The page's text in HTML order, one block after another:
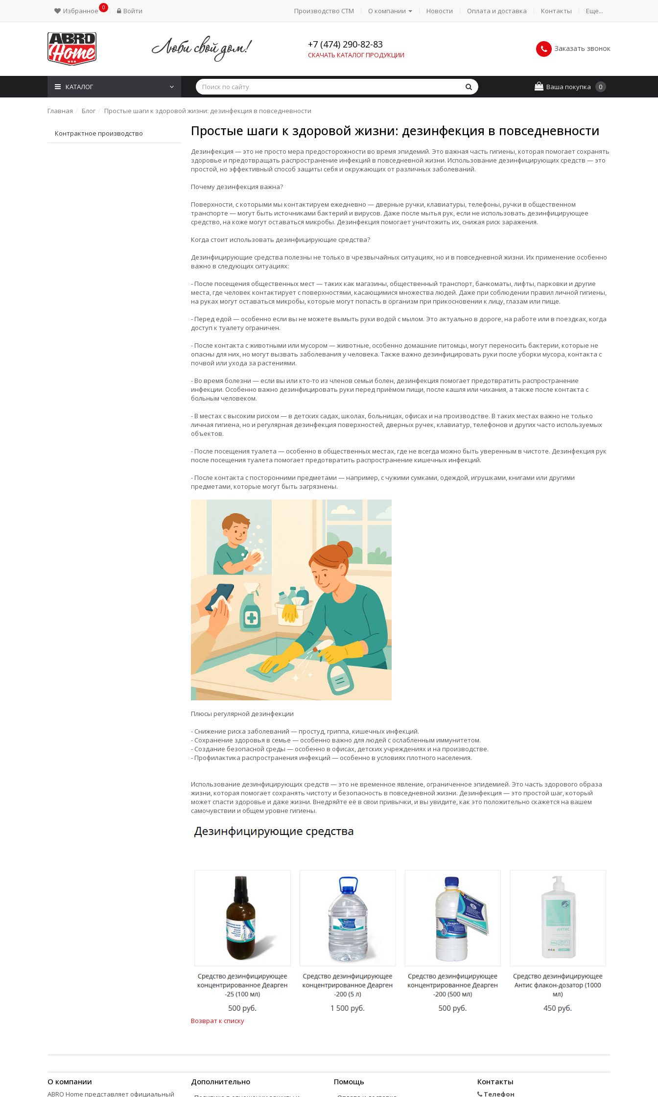
Избранное 0 Войти Производство СТМ О компании Новости Оплата и доставка Контакты Еще...
+7 (474) 290-82-83
СКАЧАТЬ КАТАЛОГ ПРОДУКЦИИ
Заказать звонок
КАТАЛОГ Ваша покупка 0
Главная Блог Простые шаги к здоровой жизни: дезинфекция в повседневности
Простые шаги к здоровой жизни: дезинфекция в повседневности
Контрактное производство
Дезинфекция — это не просто мера предосторожности во время эпидемий. Это важная часть гигиены, которая помогает сохранять
здоровье и предотвращать распространение инфекций в повседневной жизни. Использование дезинфицирующих средств — это
простой, но эффективный способ защиты себя и окружающих от различных заболеваний.
Почему дезинфекция важна?
Поверхности, с которыми мы контактируем ежедневно — дверные ручки, клавиатуры, телефоны, ручки в общественном
транспорте — могут быть источниками бактерий и вирусов. Даже после мытья рук, если не использовать дезинфицирующее
средство, на коже могут оставаться микробы. Дезинфекция помогает уничтожить их, снижая риск заражения.
Когда стоит использовать дезинфицирующие средства?
Дезинфицирующие средства полезны не только в чрезвычайных ситуациях, но и в повседневной жизни. Их применение особенно
важно в следующих ситуациях:
- После посещения общественных мест — таких как магазины, общественный транспорт, банкоматы, лифты, парковки и другие
места, где человек контактирует с поверхностями, касающимися множества людей. Даже при соблюдении правил личной гигиены,
на руках могут оставаться микробы, которые могут попасть в организм при прикосновении к лицу, глазам или пище.
- Перед едой — особенно если вы не можете вымыть руки водой с мылом. Это актуально в дороге, на работе или в поездках, когда
доступ к туалету ограничен.
- После контакта с животными или мусором — животные, особенно домашние питомцы, могут переносить бактерии, которые не
опасны для них, но могут вызвать заболевания у человека. Также важно дезинфицировать руки после уборки мусора, контакта с
почвой или ухода за растениями.
- Во время болезни — если вы или кто-то из членов семьи болен, дезинфекция помогает предотвратить распространение
инфекции. Особенно важно дезинфицировать руки перед приёмом пищи, после кашля или чихания, а также после контакта с
больным человеком.
- В местах с высоким риском — в детских садах, школах, больницах, офисах и на производстве. В таких местах важно не только
личная гигиена, но и регулярная дезинфекция поверхностей, дверных ручек, клавиатур, телефонов и других часто используемых
объектов.
- После посещения туалета — особенно в общественных местах, где не всегда можно быть уверенным в чистоте. Дезинфекция рук
после посещения туалета помогает предотвратить распространение кишечных инфекций.
- После контакта с посторонними предметами — например, с чужими сумками, одеждой, игрушками, книгами или другими
предметами, которые могут быть загрязнены.
Плюсы регулярной дезинфекции
- Снижение риска заболеваний — простуд, гриппа, кишечных инфекций.
- Сохранение здоровья в семье — особенно важно для людей с ослабленным иммунитетом.
- Создание безопасной среды — особенно в офисах, детских учреждениях и на производстве.
- Профилактика распространения инфекций — особенно в условиях плотного населения.
Использование дезинфицирующих средств — это не временное явление, ограниченное эпидемией. Это часть здорового образа
жизни, которая помогает сохранять чистоту и безопасность в повседневной жизни. Дезинфекция — это простой шаг, который
может спасти здоровье и даже жизни. Внедряйте её в свои привычки, и вы увидите, как это положительно скажется на вашем
самочувствии и общем уровне гигиены.
Возврат к списку
О компании
ABRO Home представляет официальный
Дополнительно Помощь Контакты
Телефон